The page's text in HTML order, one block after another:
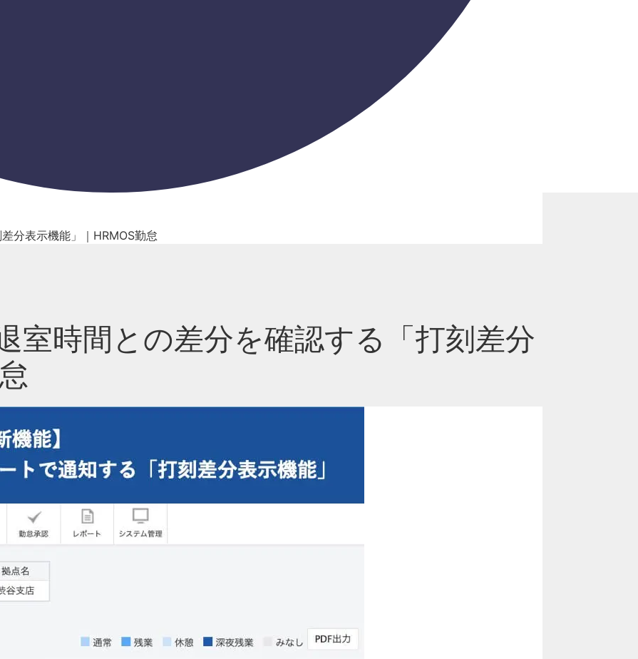
分表示機能」｜HRMOS勤怠
室時間との差分を確認する「打刻差分